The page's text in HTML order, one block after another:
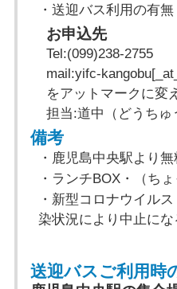
・送迎バス利用の有
お申込先
Tel:(099)238-2755
mail:yifc-
をアットマークに変
担当:道中（どうちゅ
備考
・鹿児島中央駅より
・ランチBOX・（ち
・新型コロナウイル
染状況により中止にな
送迎バスご利用時